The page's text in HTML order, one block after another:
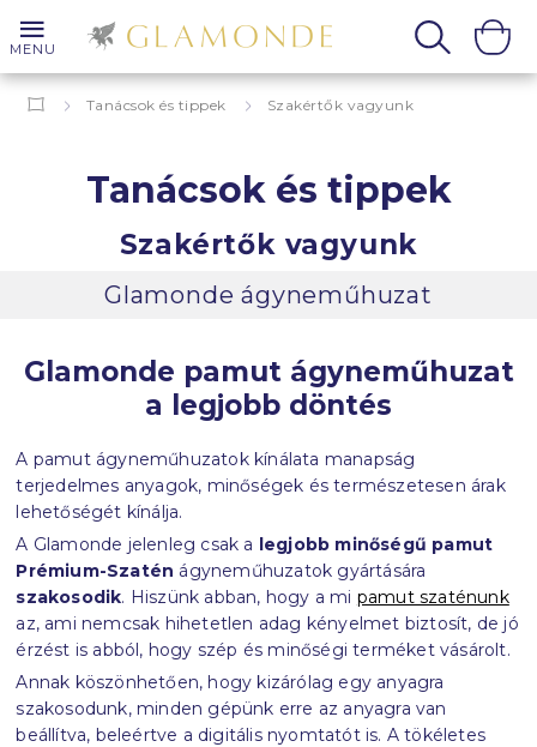
MENU
Tanácsok és tippek Szakértők vagyunk
Tanácsok és tippek
Szakértők vagyunk
Glamonde ágyneműhuzat
Glamonde pamut ágyneműhuzat
a legjobb döntés
A pamut ágyneműhuzatok kínálata manapság
terjedelmes anyagok, minőségek és természetesen árak
lehetőségét kínálja.
A Glamonde jelenleg csak a legjobb minőségű pamut
Prémium-Szatén ágyneműhuzatok gyártására
szakosodik. Hiszünk abban, hogy a mi pamut szaténunk
az, ami nemcsak hihetetlen adag kényelmet biztosít, de jó
érzést is abból, hogy szép és minőségi terméket vásárolt.
Annak köszönhetően, hogy kizárólag egy anyagra
szakosodunk, minden gépünk erre az anyagra van
beállítva, beleértve a digitális nyomtatót is. A tökéletes